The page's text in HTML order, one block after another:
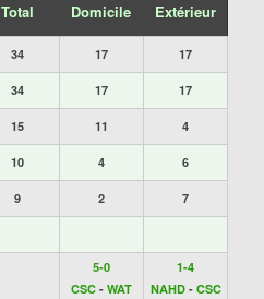
Total Domicile Extérieur
34 17 17
34 17 17
15 11 4
10 4 6
9 2 7
5-0
CSC - WAT
1-4
NAHD- CSC